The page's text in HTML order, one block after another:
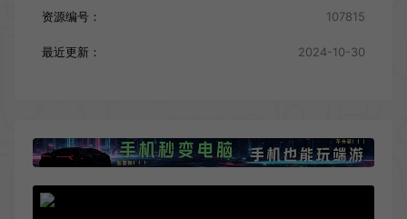
资源编号： 107815
最近更新： 2024-10-30